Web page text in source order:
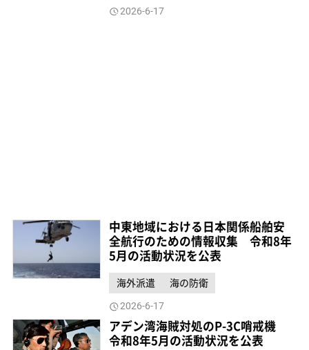
2026-6-17
中東地域における日本関係船舶安
全航行のための情報収集 令和8年
5月の活動状況を公表
海外派遣 海の防衛
2026-6-17
アデン湾海賊対処のP-3C哨戒機
令和8年5月の活動状況を公表